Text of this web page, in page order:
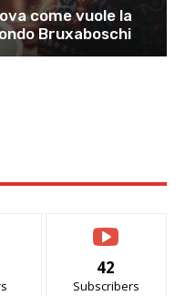
come vuole la
Bruxaboschi
42
Subscribers